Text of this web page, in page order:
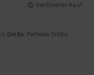
Verifizierter Kauf
/5 Größe: Perfekte Größe